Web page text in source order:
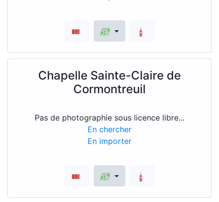
Chapelle Sainte-Claire de
Cormontreuil
Pas de photographie sous licence libre...
En chercher
En importer